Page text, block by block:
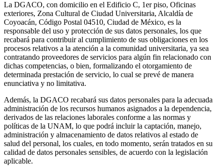
La DGACO, con domicilio en el Edificio C, 1er piso, Oficinas
exteriores, Zona Cultural de Ciudad Universitaria, Alcaldía de
Coyoacán, Código Postal 04510, Ciudad de México, es la
responsable del uso y protección de sus datos personales, los que
recabará para contribuir al cumplimiento de sus obligaciones en los
procesos relativos a la atención a la comunidad universitaria, ya sea
contratando proveedores de servicios para algún fin relacionado con
dichas competencias, o bien, formalizando el otorgamiento de
determinada prestación de servicio, lo cual se prevé de manera
enunciativa y no limitativa.
Además, la DGACO recabará sus datos personales para la adecuada
administración de los recursos humanos asignados a la dependencia,
derivados de las relaciones laborales conforme a las normas y
políticas de la UNAM, lo que podrá incluir la captación, manejo,
administración y almacenamiento de datos relativos al estado de
salud del personal, los cuales, en todo momento, serán tratados en su
calidad de datos personales sensibles, de acuerdo con la legislación
aplicable.